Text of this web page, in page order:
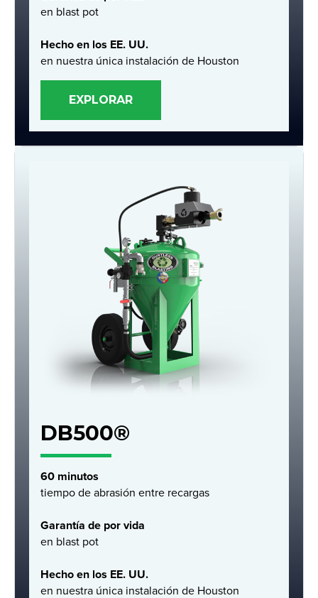
en blast pot
Hecho en los EE. UU.
en nuestra única instalación de Houston
EXPLORAR
DB500®
60 minutos
tiempo de abrasión entre recargas
Garantía de por vida
en blast pot
Hecho en los EE. UU.
en nuestra única instalación de Houston